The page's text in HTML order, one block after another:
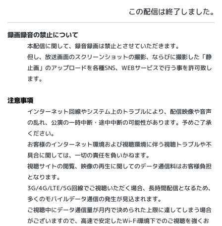
この配信は終了しました。
録画録音の禁止について
本配信に関して、録音録画は禁止とさせていただきます。
但し、放送画面のスクリーンショットの撮影、ならびに撮影した「静
止画」のアップロードを各種SNS、WEBサービスで行う事を許可致し
ます。
注意事項
インターネット回線やシステム上のトラブルにより、配信映像や音声
の乱れ、公演の一時中断・途中中断の可能性があります。予めご了承
ください。
お客様のインターネット環境および視聴環境に伴う視聴トラブルや不
具合に関しては、一切の責任を負いかねます。
視聴サイトの閲覧、映像の再生に関してのデータ通信料はお客様負担
となります。
3G/4G/LTE/5G回線でご視聴いただく場合、長時間配信となるため、
多くのモバイルデータ通信の発生が見込まれます。
ご視聴中にデータ通信量が月内で決められた上限に達してしまう場合
がございますので、高速で安定したWi-Fi環境下でのご視聴を強くお